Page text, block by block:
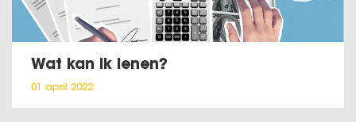
Wat kan ik lenen?
01 april 2022